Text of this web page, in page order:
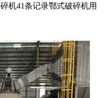
机41条记录鄂式破碎机用